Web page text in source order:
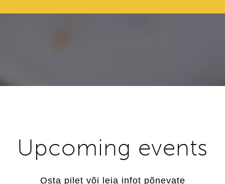
Upcoming events
Osta pilet või leia infot põnevate